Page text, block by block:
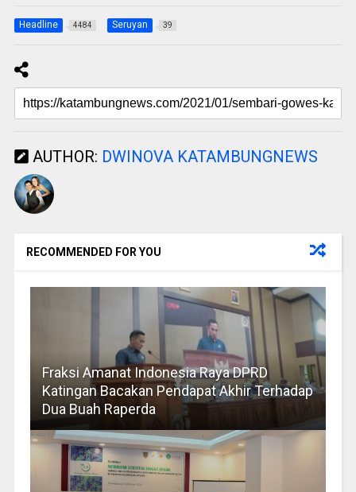
Headline 4484 Seruyan 39
AUTHOR: DWINOVA KATAMBUNGNEWS
RECOMMENDED FOR YOU
Fraksi Amanat Indonesia Raya DPRD
Katingan Bacakan Pendapat Akhir Terhadap
Dua Buah Raperda